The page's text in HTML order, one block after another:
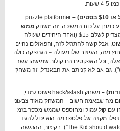
puzzle platformer
כמובן על כוח המשיכה. זה משחק ממש
טוב, ולדעתי היחיד מכל החמישה שמצדיק לשלם $15 (ואחד היחידים שעולה
אבל קשה להתרגל לזה, והפאזלים נהיים
מזה, העיצוב שלו מעולה – הגרפיקה כולה
כאלה, וכל האפקטים הם קולות שמישהו עשה
גם אם לא קניתם את הבאנדל, זה משחק
משחק hack&slash פשוט למדי,
מה שבאמת חשוב – המשחק מאוד צבעוני
עם קול עמוק ומחוספס שממש מספר בזמן
מקצה של פלטפורמה הוא יכול להגיד
משהו בסגנון “The Kid should watch where he’s going”). בקיצור, ההרגשה